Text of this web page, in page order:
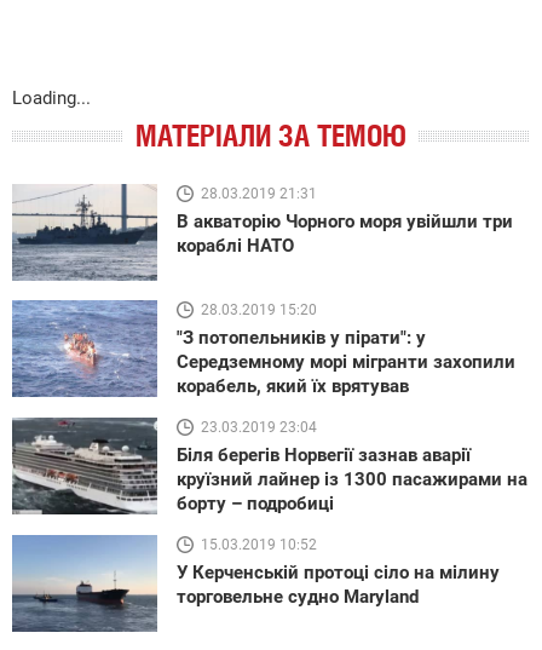
Loading...
МАТЕРІАЛИ ЗА ТЕМОЮ
28.03.2019 21:31
В акваторію Чорного моря увійшли три
кораблі НАТО
28.03.2019 15:20
"З потопельників у пірати": у
Середземному морі мігранти захопили
корабель, який їх врятував
23.03.2019 23:04
Біля берегів Норвегії зазнав аварії
круїзний лайнер із 1300 пасажирами на
борту – подробиці
15.03.2019 10:52
У Керченській протоці сіло на мілину
торговельне судно Maryland